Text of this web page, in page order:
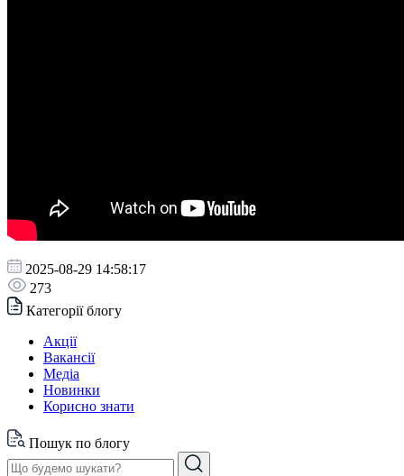
2025-08-29 14:58:17
273
Категорії блогу
Акції
Вакансії
Медіа
Новинки
Корисно знати
Пошук по блогу